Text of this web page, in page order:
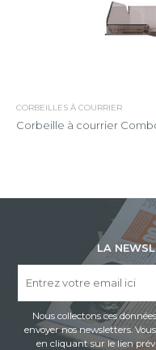
CORBEILLES À COURRIER
Corbeille à courrier
LA
Nous collectons ces
envoyer nos newsletters.
en cliquant sur le lien